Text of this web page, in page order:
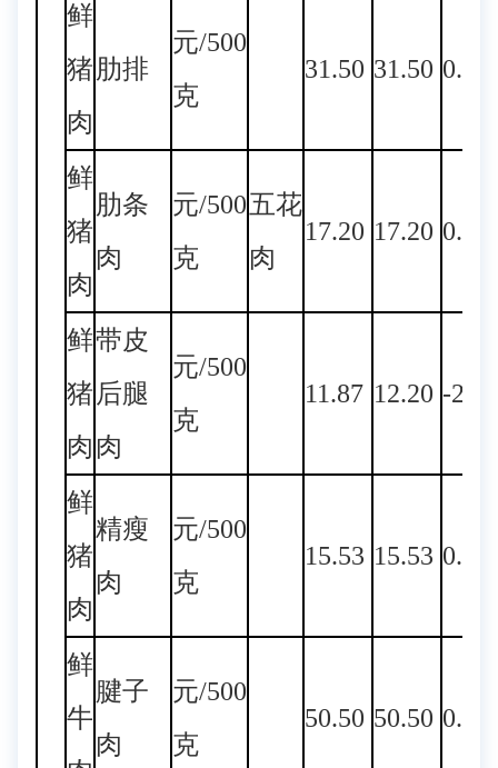
鲜
猪
肉
肋排
元/500
克
31.50 31.50 0.00
鲜
猪
肉
肋条
肉
元/500
克
五花
肉
17.20 17.20 0.00
鲜
猪
肉
带皮
后腿
肉
元/500
克
11.87 12.20 -
鲜
猪
肉
精瘦
肉
元/500
克
15.53 15.53 0.00
鲜
牛
腱子
肉
元/500
克
50.50 50.50 0.00